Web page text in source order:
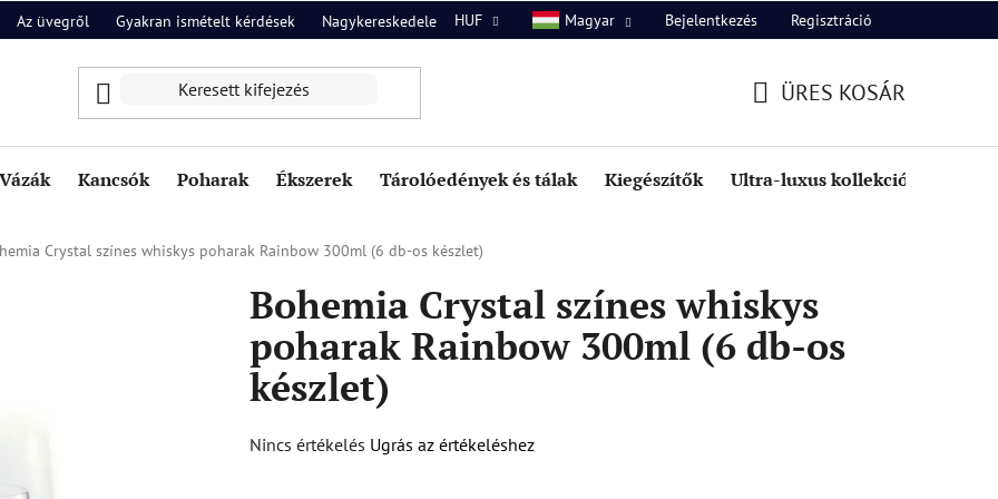
Az üvegről Gyakran ismételt kérdések Nagykereskedelem Rólunk Kapcsolat
HUF Magyar Bejelentkezés Regisztráció
ÜRES KOSÁR
Vázák Kancsók Poharak Ékszerek Tárolóedények és tálak Kiegészítők Ultra-luxus kollekció
Crystal színes whiskys poharak Rainbow 300ml (6 db-os készlet)
Bohemia Crystal színes whiskys
poharak Rainbow 300ml (6 db-os
készlet)
A
Nincs értékelés Ugrás az értékeléshez